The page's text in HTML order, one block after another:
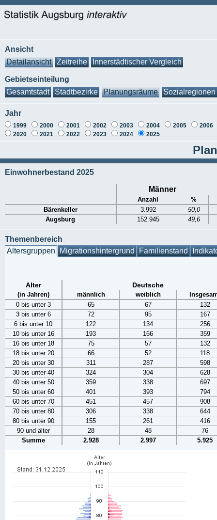
Ansicht
Detailansicht
Zeitreihe Innerstädtischer Vergleich
Gebietseinteilung
Gesamtstadt
Stadtbezirke Planungsräume Sozialregionen
Jahr
1999 2000 2001 2002 2003 2004 2005
2006
2020
2021 2022 2023 2024 2025
Einwohnerbestand 2025
Männer
Anzahl
%
Bärenkeller
3.992
50,0
Augsburg
152.945 49,6
Themenbereich
Altersgruppen Migrationshintergrund Familienstand
Alter Deutsche
(in Jahren) männlich weiblich
0 bis unter 3
65 67
132
3 bis unter 6
72 95
167
6 bis unter 10
122 134
256
10 bis unter 16
193 166
359
16 bis unter 18
75 57
132
18 bis unter 20
66 52
118
20 bis unter 30
311 287
598
30 bis unter 40
324 304
628
40 bis unter 50
359 338
697
50 bis unter 60
401 393
794
60 bis unter 70
451 457
908
70 bis unter 80
306 338
644
80 bis unter 90
155 261
416
90 und älter
28 48
76
Summe
2.928 2.997 5.925